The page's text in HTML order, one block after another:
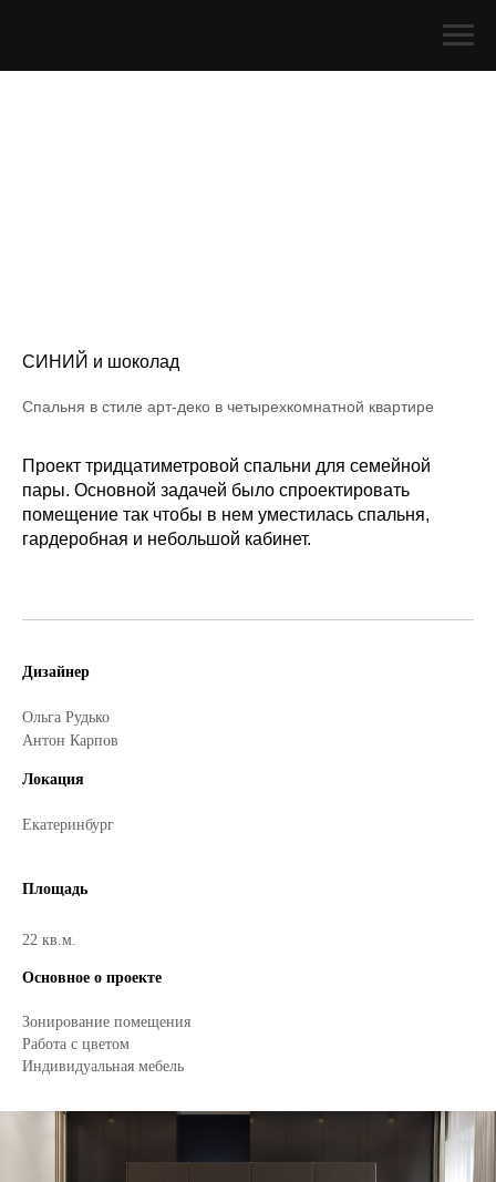
СИНИЙ и шоколад
Спальня в стиле арт-деко в четырехкомнатной квартире
Проект тридцатиметровой спальни для семейной
пары. Основной задачей было спроектировать
помещение так чтобы в нем уместилась спальня,
гардеробная и небольшой кабинет.
Дизайнер
Ольга Рудько
Антон Карпов
Локация
Екатеринбург
Площадь
22 кв.м.
Основное о проекте
Зонирование помещения
Работа с цветом
Индивидуальная мебель